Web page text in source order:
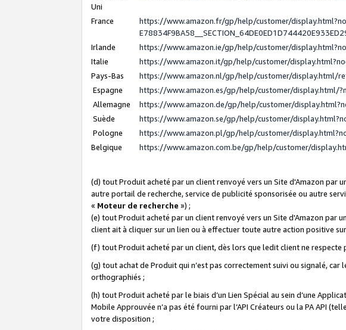
Uni
France
https://www.amazon.fr/gp/help/customer/
Irlande
https://www.amazon.ie/gp/help/customer/
Italie
https://www.amazon.it/gp/help/customer/
Pays-Bas
https://www.amazon.nl/gp/help/customer/display.html/
Espagne
https://www.amazon.es/gp/help/customer/display.html/
Allemagne
https://www.amazon.de/gp/help/customer/
Suède
https://www.amazon.se/gp/help/customer/
Pologne
https://www.amazon.pl/gp/help/customer/
Belgique
https://www.amazon.com.be/gp/help/customer/
(d) tout Produit acheté par un client renvoyé vers un Site d'Amazon par
autre portail de recherche, service de publicité sponsorisée ou autre
« Moteur de recherche ») ;
(e) tout Produit acheté par un client renvoyé vers un Site d'Amazon par
client ait à cliquer sur un lien ou à effectuer toute autre action positive
(f) tout Produit acheté par un client, dès lors que ledit client ne respecte
(g) tout achat de Produit qui n’est pas correctement suivi ou signalé,
orthographiés ;
(h) tout Produit acheté par le biais d’un Lien Spécial au sein d’une
Mobile Approuvée n’a pas été fourni par l’API Créateurs ou la PA API
votre disposition ;